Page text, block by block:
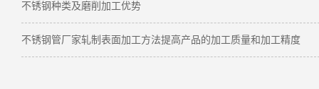
不锈钢种类及磨削加工优势
不锈钢管厂家轧制表面加工方法提高产品的加工质量和加工精度